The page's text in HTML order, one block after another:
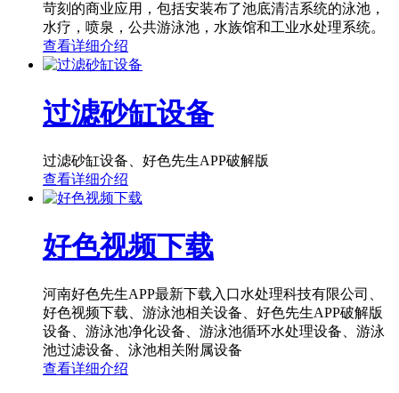
苛刻的商业应用，包括安装布了池底清洁系统的泳池，
水疗，喷泉，公共游泳池，水族馆和工业水处理系统。
查看详细介绍
过滤砂缸设备
过滤砂缸设备、好色先生APP破解版
查看详细介绍
好色视频下载
河南好色先生APP最新下载入口水处理科技有限公司、
好色视频下载、游泳池相关设备、好色先生APP破解版
设备、游泳池净化设备、游泳池循环水处理设备、游泳
池过滤设备、泳池相关附属设备
查看详细介绍